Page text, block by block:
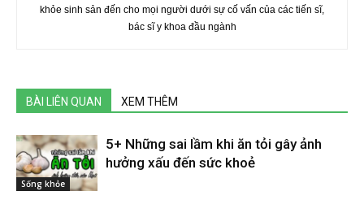
khỏe sinh sản đến cho mọi người dưới sự cố vấn của các tiến sĩ,
bác sĩ y khoa đầu ngành
BÀI LIÊN QUAN XEM THÊM
Sống khỏe
5+ Những sai lầm khi ăn tỏi gây ảnh
hưởng xấu đến sức khoẻ